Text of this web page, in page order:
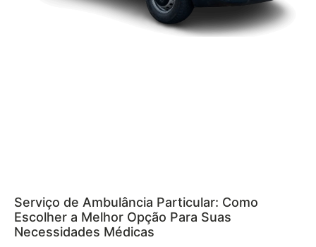
Serviço de Ambulância Particular: Como
Escolher a Melhor Opção Para Suas
Necessidades Médicas